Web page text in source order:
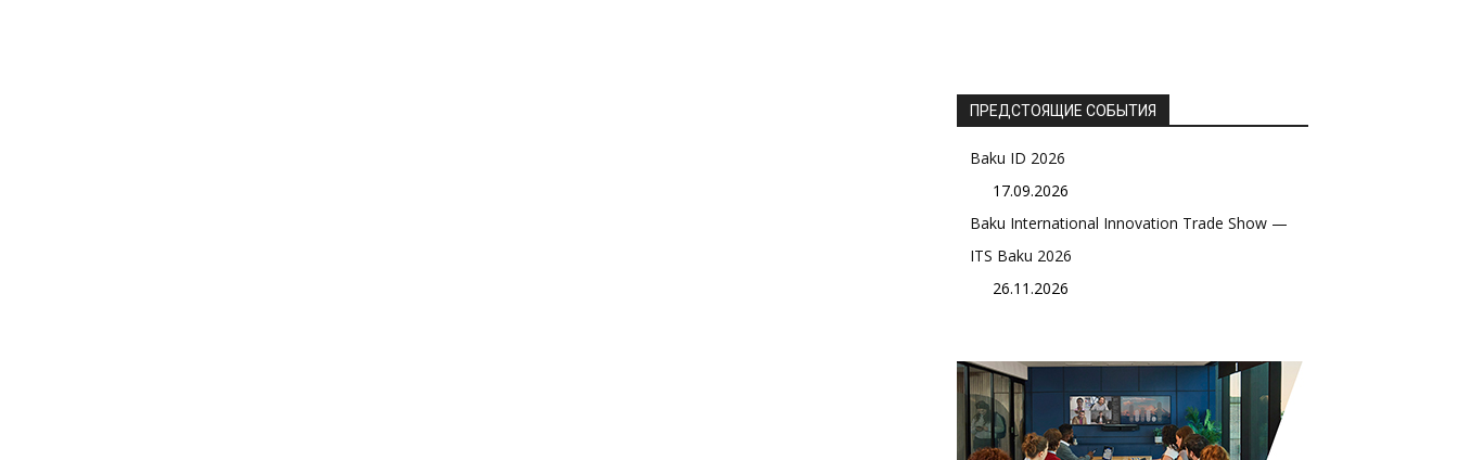
ПРЕДСТОЯЩИЕ СОБЫТИЯ
Baku ID 2026
17.09.2026
Baku International Innovation Trade Show —
ITS Baku 2026
26.11.2026